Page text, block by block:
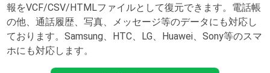
報をVCF/CSV/HTMLファイルとして復元できます。電話帳
の他、通話履歴、写真、メッセージ等のデータにも対応し
ております。Samsung、HTC、LG、Huawei、Sony等のスマ
ホにも対応します。